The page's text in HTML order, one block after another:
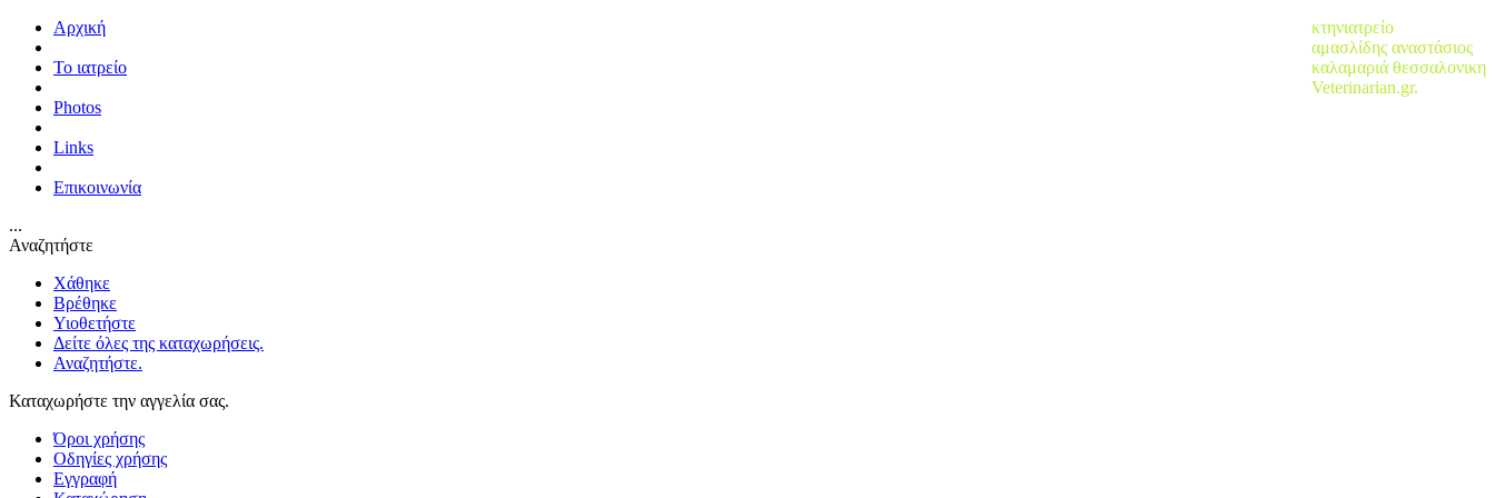
κτηνιατρείο
αμασλίδης αναστάσιος
καλαμαριά θεσσαλονικη
Veterinarian.gr.
Αρχική
Το ιατρείο
Photos
Links
Επικοινωνία
...
Αναζητήστε
Χάθηκε
Βρέθηκε
Υιοθετήστε
Δείτε όλες της καταχωρήσεις.
Αναζητήστε.
Καταχωρήστε την αγγελία σας.
Όροι χρήσης
Οδηγίες χρήσης
Εγγραφή